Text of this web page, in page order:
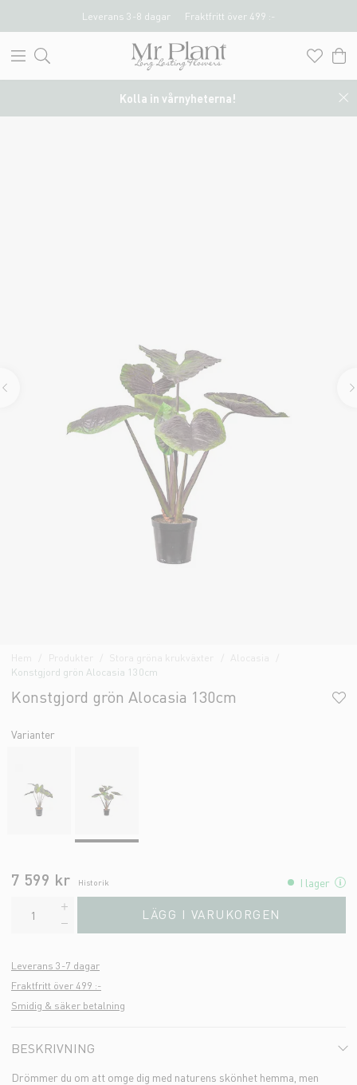
Leverans 3-8 dagar Fraktfritt över 499 :-
Kolla in vårnyheterna!
Hem Produkter Stora gröna krukväxter
Konstgjord grön Alocasia 130cm
Konstgjord grön Alocasia 130cm
Varianter
7 599 kr Historik I lager
LÄGG I VARUKORGEN
Leverans 3-7 dagar
Fraktfritt över 499 :-
Smidig & säker betalning
BESKRIVNING
Drömmer du om att omge dig med naturens skönhet hemma, men